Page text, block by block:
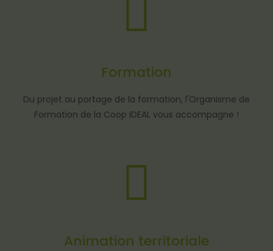
Formation
Du projet au portage de la formation, l'Organisme de
Formation de la Coop IDEAL vous accompagne !
Animation territoriale